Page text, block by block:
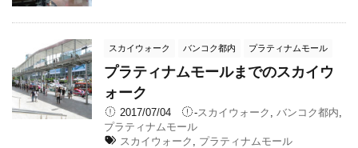
スカイウォーク バンコク都内 プラティナムモール
プラティナムモールまでのスカイウ
ォーク
2017/07/04 -スカイウォーク バンコク都内
プラティナムモール
スカイウォーク
プラティナムモール